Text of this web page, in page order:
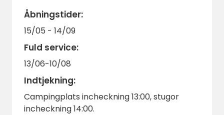
Åbningstider:
15/05 - 14/09
Fuld service:
13/06-10/08
Indtjekning:
Campingplats incheckning 13:00, stugor
incheckning 14:00.